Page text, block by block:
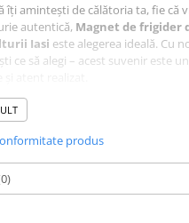
îți amintești de călătoria ta, fie că
autentică, Magnet de frigider
Iasi este alegerea ideală. Cu
ce să alegi – acest suvenir este
suvenir special?
fiecare produs este lucrat cu
locului.
: Desenul care stă la
manual de artistul Adrian
produs